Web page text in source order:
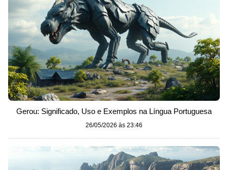
Gerou: Significado, Uso e Exemplos na Língua Portuguesa
26/05/2026 às 23:46